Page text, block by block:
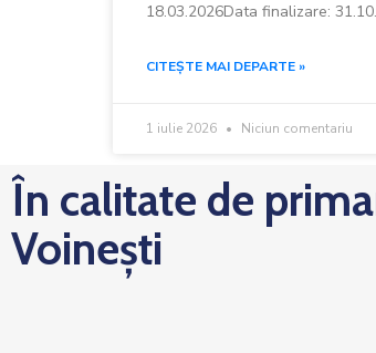
18.03.2026Data finalizare:
CITEȘTE MAI DEPARTE »
1 iulie 2026 Niciun comentariu
În calitate de
Voinești